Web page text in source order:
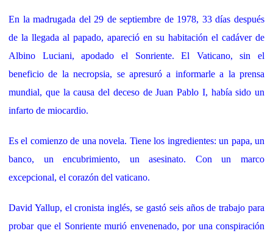
En la madrugada del 29 de septiembre de 1978, 33 días después
de la llegada al papado, apareció en su habitación el cadáver de
Albino Luciani, apodado el Sonriente. El Vaticano, sin el
beneficio de la necropsia, se apresuró a informarle a la prensa
mundial, que la causa del deceso de Juan Pablo I, había sido un
infarto de miocardio.
Es el comienzo de una novela. Tiene los ingredientes: un papa, un
banco, un encubrimiento, un asesinato. Con un marco
excepcional, el corazón del vaticano.
David Yallup, el cronista inglés, se gastó seis años de trabajo para
probar que el Sonriente murió envenenado, por una conspiración